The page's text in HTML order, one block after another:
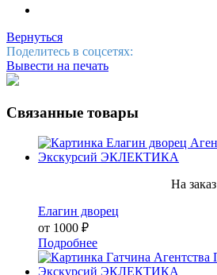
Вернуться
Поделитесь в соцсетях:
Вывести на печать
Связанные товары
На заказ
Елагин дворец
от 1000 ₽
Подробнее